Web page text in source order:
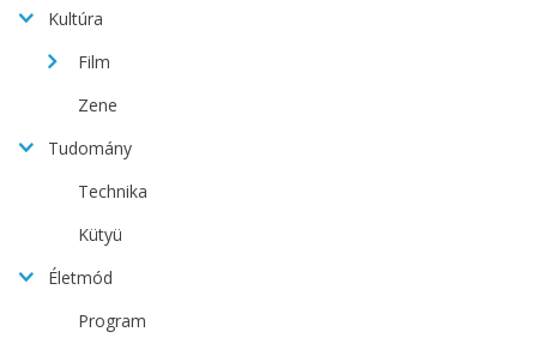
Kultúra
Film
Zene
Tudomány
Technika
Kütyü
Életmód
Program